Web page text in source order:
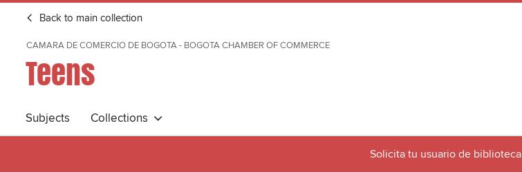
Back to main collection
CAMARA DE COMERCIO DE BOGOTA - BOGOTA CHAMBER OF COMMERCE
Teens
Subjects Collections
Solicita tu usuario de biblioteca